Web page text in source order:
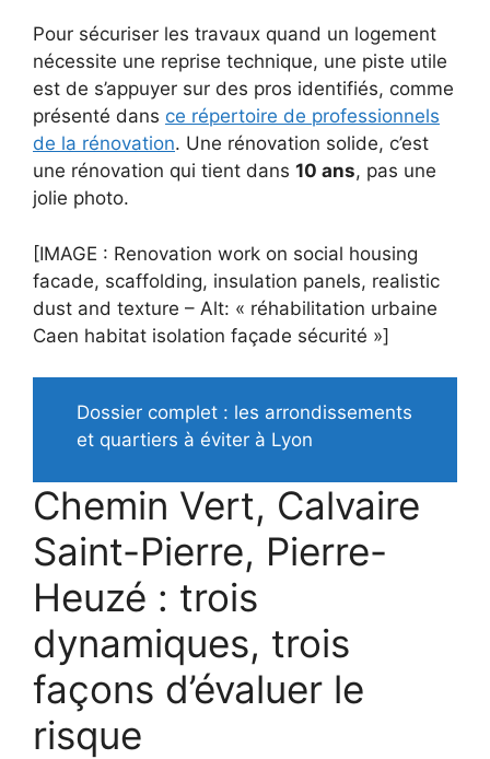
Pour sécuriser les travaux quand un logement
nécessite une reprise technique, une piste utile
est de s’appuyer sur des pros identifiés, comme
présenté dans ce répertoire de professionnels
de la rénovation. Une rénovation solide, c’est
une rénovation qui tient dans 10 ans, pas une
jolie photo.
[IMAGE : Renovation work on social housing
facade, scaffolding, insulation panels, realistic
dust and texture – Alt: « réhabilitation urbaine
Caen habitat isolation façade sécurité »]
Dossier complet : les arrondissements
et quartiers à éviter à Lyon
Chemin Vert, Calvaire
Saint-Pierre, Pierre-
Heuzé : trois
dynamiques, trois
façons d’évaluer le
risque